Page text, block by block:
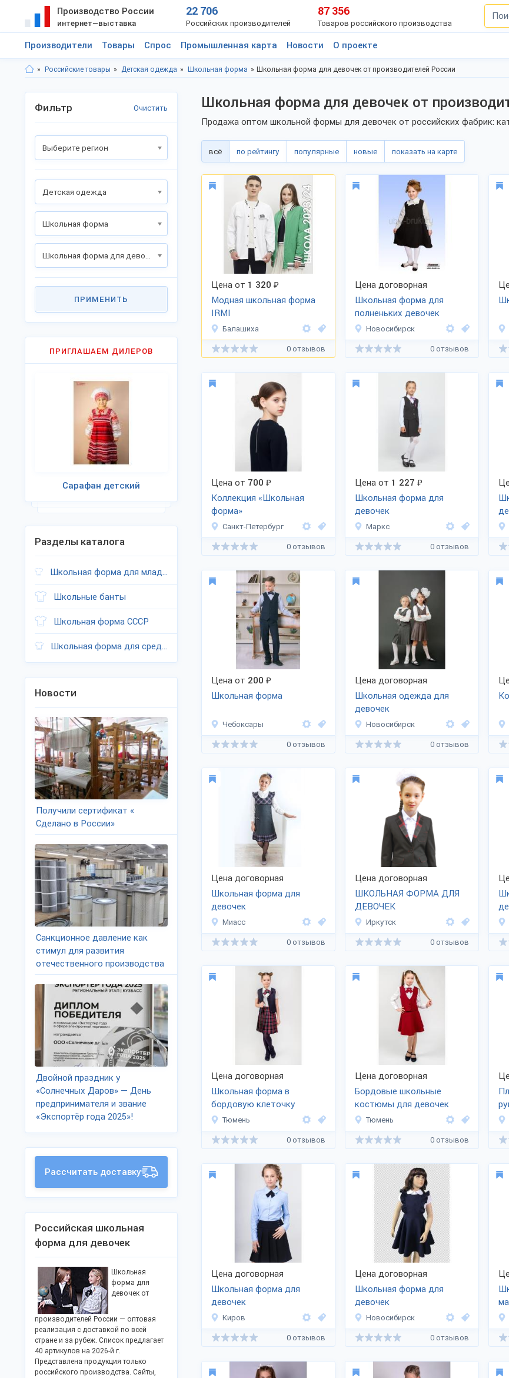
Производство России
интернет—выставка
22 706
Российских производителей
87 356
Товаров российского производства
Производители Товары Спрос Промышленная карта Новости О проекте
Российские товары Детская одежда Школьная форма Школьная форма для девочек от производителей России
Школьная форма для девочек от
Продажа оптом школьной формы для девочек от российских фабрик:
всё по рейтингу популярные новые показать на карте
Цена от 1 320 ₽
Модная школьная форма
IRMI
Балашиха
0 отзывов
Цена договорная
Школьная форма для
полненьких девочек
Новосибирск
0 отзывов
Цена от 700 ₽
Коллекция «Школьная
форма»
Санкт-Петербург
0 отзывов
Цена от 1 227 ₽
Школьная форма для
девочек
Маркс
0 отзывов
Цена от 200 ₽
Школьная форма
Чебоксары
0 отзывов
Цена договорная
Школьная одежда для
девочек
Новосибирск
0 отзывов
Цена договорная
Школьная форма для
девочек
Миасс
0 отзывов
Цена договорная
ШКОЛЬНАЯ ФОРМА ДЛЯ
ДЕВОЧЕК
Иркутск
0 отзывов
Цена договорная
Школьная форма в
бордовую клеточку
Тюмень
0 отзывов
Цена договорная
Бордовые школьные
костюмы для девочек
Тюмень
0 отзывов
Цена договорная
Школьная форма для
девочек
Киров
0 отзывов
Цена договорная
Школьная форма для
девочек
Новосибирск
0 отзывов
Фильтр Очистить
Выберите регион
Детская одежда
Школьная форма
ПРИМЕНИТЬ
ПРИГЛАШАЕМ ДИЛЕРОВ
Сарафан детский
Разделы каталога
Школьная форма для младшеклассников
Школьные банты
Школьная форма СССР
Школьная форма для средних классов
Новости
Получили сертификат «
Сделано в России»
Санкционное давление как
стимул для развития
отечественного производства
Двойной праздник у
«Солнечных Даров» — День
предпринимателя и звание
«Экспортёр года 2025»!
Рассчитать доставку
Российская школьная
форма для девочек
Школьная
форма для
девочек от
производителей России — оптовая
реализация с доставкой по всей
стране и за рубеж. Список предлагает
40 артикулов на 2026-й г.
Представлена продукция только
российского производства. Сайты,